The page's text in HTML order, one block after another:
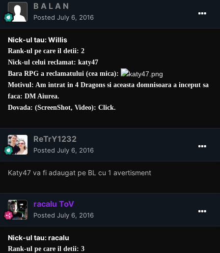
B A L A N
Posted July 6, 2016
Nick-ul tau: Willis
Rank-ul pe care il detii: 2
Nick-ul celui reclamat: katy47
Bara RPG a reclamatului (cea mica):
Motivul: Am intrat in 4 Dragons si aceasta domnisoara a inceput sa
faca: DM Aiurea.
Dovada: (ScreenShot, Video): Click.
ReTrY1232
Posted July 6, 2016
Katy47 va fi adaugat pe BL cu 1 avertisment
racalu ToV
Posted July 6, 2016
Nick-ul tau: racalu
Rank-ul pe care il detii: 3